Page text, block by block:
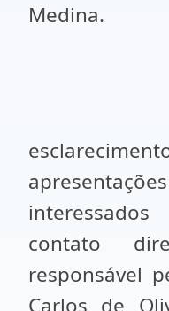
Medina.
Para
contato
responsável
Carlos de